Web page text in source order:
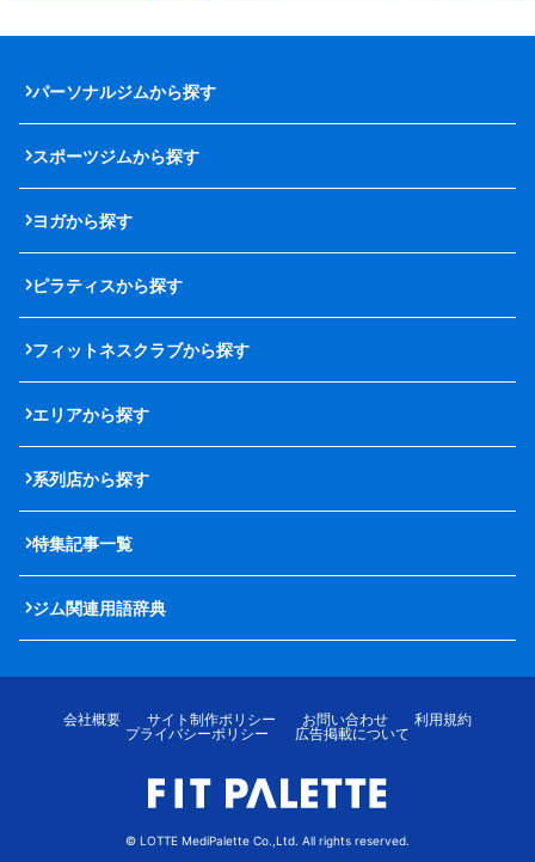
パーソナルジムから探す
スポーツジムから探す
ヨガから探す
ピラティスから探す
フィットネスクラブから探す
エリアから探す
系列店から探す
特集記事一覧
ジム関連用語辞典
会社概要 サイト制作ポリシー お問い合わせ
利用規約
プライバシーポリシー
広告掲載について
© LOTTE MediPalette Co.,Ltd. All rights reserved.